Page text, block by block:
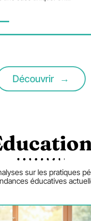
Découvrir
sur les pratiques
éducatives